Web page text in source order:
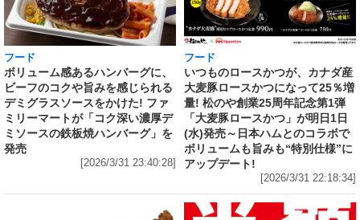
フード
ボリューム感あるハンバーグに、
ビーフのコクや旨みを感じられる
デミグラスソースをかけた! ファ
ミリーマートが「コク深い濃厚デ
ミソースの鉄板焼ハンバーグ」を
発売
[2026/3/31 23:40:28]
フード
いつものロースかつが、カナダ産
大麦豚ロースかつになって25％増
量! 松のや創業25周年記念第1弾
「大麦豚ロースかつ」が明日1日
(水)発売～日本ハムとのコラボで
ボリュームも旨みも“特別仕様”に
アップデート!
[2026/3/31 22:18:34]